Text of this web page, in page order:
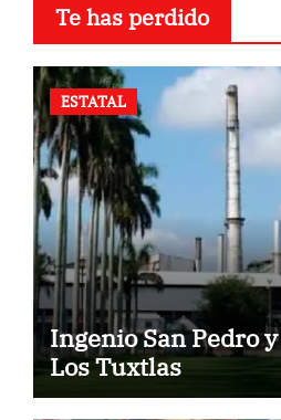
Te has perdido
ESTATAL
Ingenio San Pedro
Los Tuxtlas